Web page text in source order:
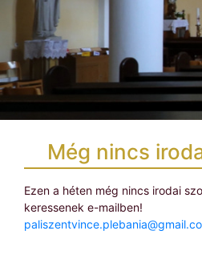
Még nincs
Ezen a héten még nincs irodai
keressenek e-mailben!